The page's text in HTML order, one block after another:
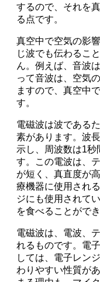
するので、それを
る点です。
真空中で空気の影
じ波でも伝わるこ
ん。例えば、音波
って音波は、空気
ますので、真空中
す。
電磁波は波である
素があります。波
示し、周波数は1
す。この電波は、
が短く、真直度が
療機器に使用され
ジにも使用されて
を食べることがで
電磁波は、電波、
れるものです。電
しては、電子レン
わりやすい性質が